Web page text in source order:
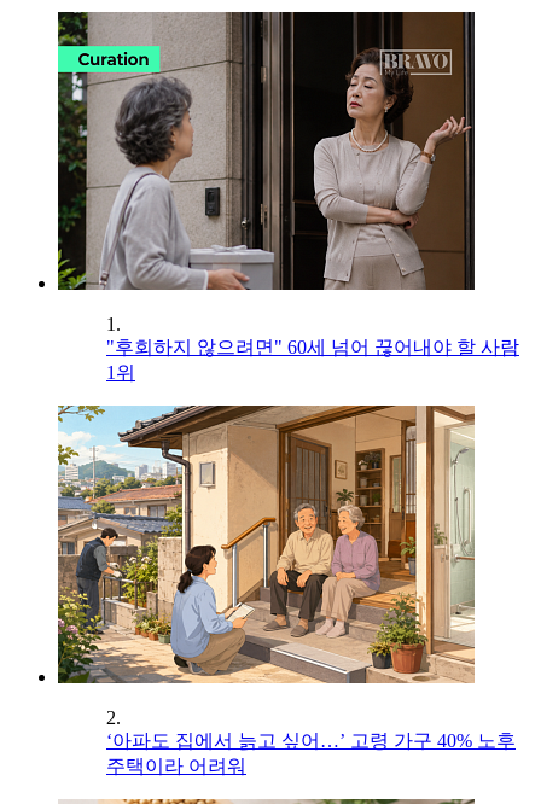
1.
"후회하지 않으려면" 60세 넘어 끊어내야 할 사람
1위
2.
‘아파도 집에서 늙고 싶어…’ 고령 가구 40% 노후
주택이라 어려워